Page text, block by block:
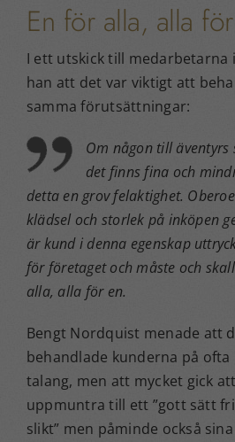
En för alla, alla
I ett utskick till medarbetarna
han att det var viktigt att
samma förutsättningar:
Om någon till
det finns fina och
detta en grov felaktighet.
klädsel och storlek på inköpen
är kund i denna egenskap
för företaget och måste och
alla, alla för en.
Bengt Nordquist menade att
behandlade kunderna på ofta
talang, men att mycket gick
uppmuntra till ett ”gott sätt
slikt” men påminde också